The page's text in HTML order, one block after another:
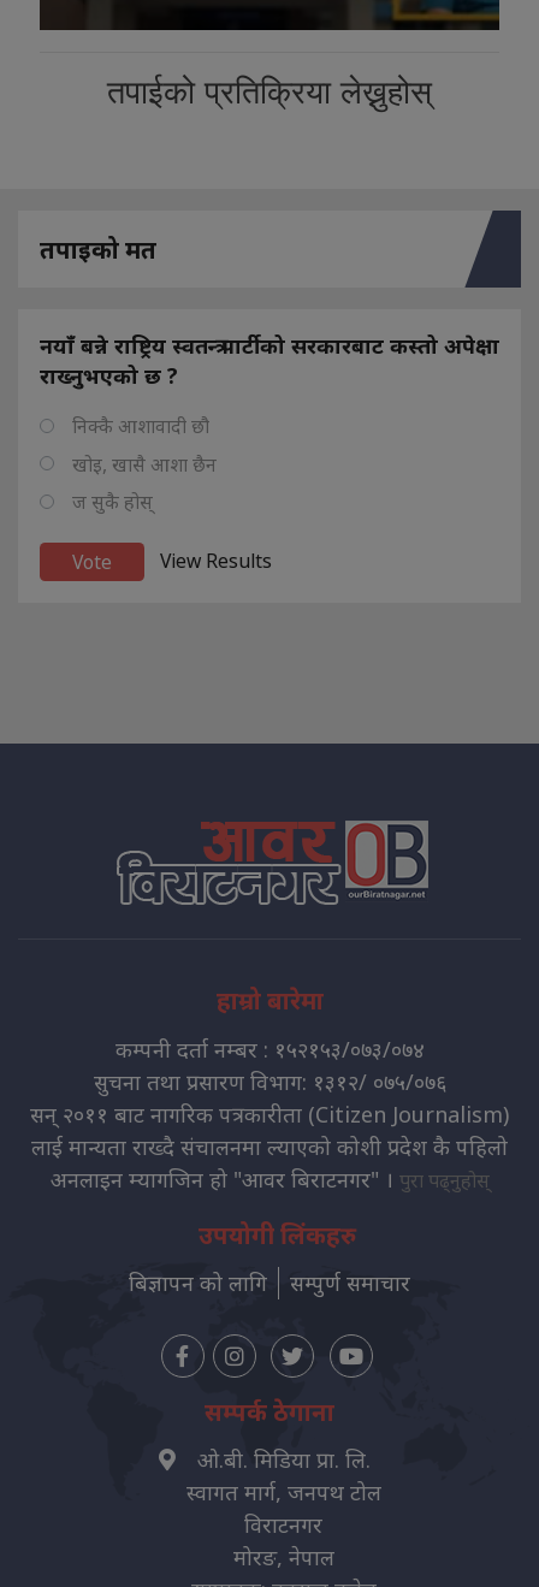
तपाईको प्रतिक्रिया लेख्नुहोस्
तपाइको मत
नयाँ बन्ने राष्ट्रिय स्वतन्त्र पार्टीको सरकारबाट कस्तो अपेक्षा
राख्नुभएको छ ?
निक्कै आशावादी छौ
खोइ, खासै आशा छैन
ज सुकै होस्
View Results
हाम्रो बारेमा
कम्पनी दर्ता नम्बर : १५२१५३/०७३/०७४
सुचना तथा प्रसारण विभाग: १३१२/ ०७५/०७६
सन् २०११ बाट नागरिक पत्रकारीता (Citizen Journalism)
लाई मान्यता राख्दै संचालनमा ल्याएको कोशी प्रदेश कै पहिलो
अनलाइन म्यागजिन हो "आवर बिराटनगर" । पुरा पढ्नुहोस्
उपयोगी लिंकहरु
बिज्ञापन को लागि सम्पुर्ण समाचार
सम्पर्क ठेगाना
ओ.बी. मिडिया प्रा. लि.
स्वागत मार्ग, जनपथ टोल
विराटनगर
मोरङ, नेपाल